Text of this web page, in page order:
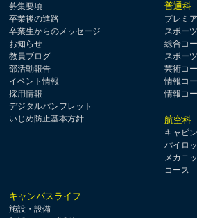
募集要項
卒業後の進路
卒業生からのメッセージ
お知らせ
教員ブログ
部活動報告
イベント情報
採用情報
デジタルパンフレット
いじめ防止基本方針
普通科
プレミ
スポー
総合コ
スポー
芸術コ
情報コ
情報コ
航空科
キャビ
パイロ
メカニ
コース
キャンパスライフ
施設・設備